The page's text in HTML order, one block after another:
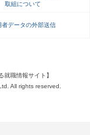
取組について
者データの外部送信
就職情報サイト】
All rights reserved.